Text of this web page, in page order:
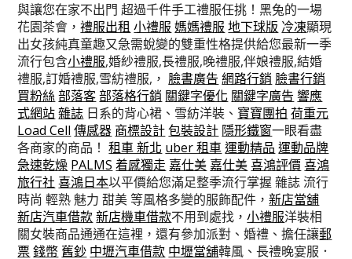
與讓您在家不出門 超過千件手工禮服任挑！黑兔的一場
花園茶會，禮服出租 小禮服 媽媽禮服 地下球版 冷凍顯現
出女孩純真童趣又急需蛻變的雙重性格提供給您最新一季
流行包含小禮服,婚紗禮服,長禮服,晚禮服,伴娘禮服,結婚
禮服,訂婚禮服,雪紡禮服,， 臉書廣告 網路行銷 臉書行銷
買粉絲 部落客 部落格行銷 關鍵字優化 關鍵字廣告 響應
式網站 雜誌 日系的背心裙、雪紡洋裝、 寶寶團拍 荷重元
Load Cell 傳感器 商標設計 包裝設計 隱形鐵窗一眼看盡
各商家的商品！租車 新北 uber 租車 運動精品 運動品牌
急速乾燥 PALMS 着感獨走 嘉仕美 嘉仕美 喜鴻評價 喜鴻
旅行社 喜鴻日本以平價給您滿足整季流行掌握 雜誌 流行
時尚 輕熟 魅力 甜美 等風格多變的服飾配件，新店當舖
新店汽車借款 新店機車借款不用到處找，小禮服洋裝相
關女裝商品通通在這裡，還有參加派對、婚禮、擔任讓郵
票 錢幣 舊鈔 中壢汽車借款 中壢當舖韓風、長禮晚宴服．